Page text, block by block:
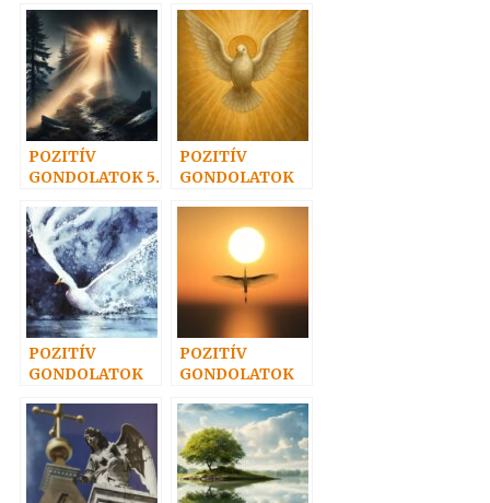
POZITÍV
GONDOLATOK 5.
POZITÍV
GONDOLATOK
POZITÍV
GONDOLATOK
POZITÍV
GONDOLATOK